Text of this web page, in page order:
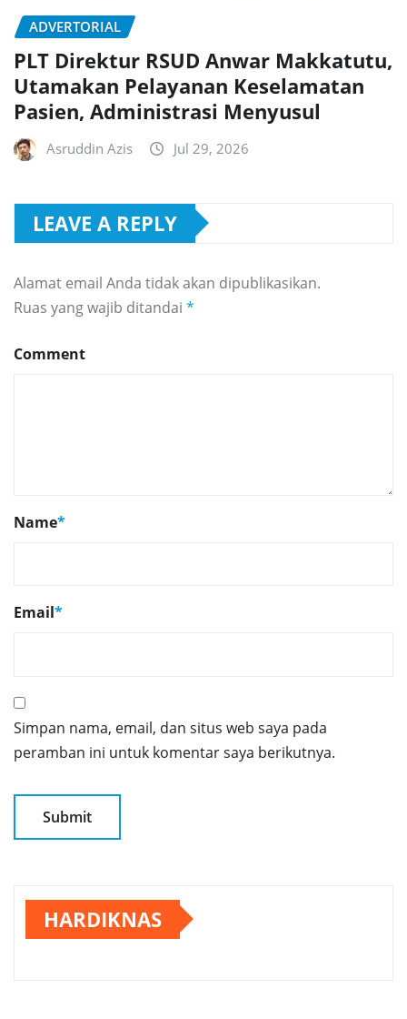
ADVERTORIAL
PLT Direktur RSUD Anwar Makkatutu,
Utamakan Pelayanan Keselamatan
Pasien, Administrasi Menyusul
Asruddin Azis Jul 29, 2026
LEAVE A REPLY
Alamat email Anda tidak akan dipublikasikan.
Ruas yang wajib ditandai *
Comment
Name*
Email*
Simpan nama, email, dan situs web saya pada
peramban ini untuk komentar saya berikutnya.
HARDIKNAS